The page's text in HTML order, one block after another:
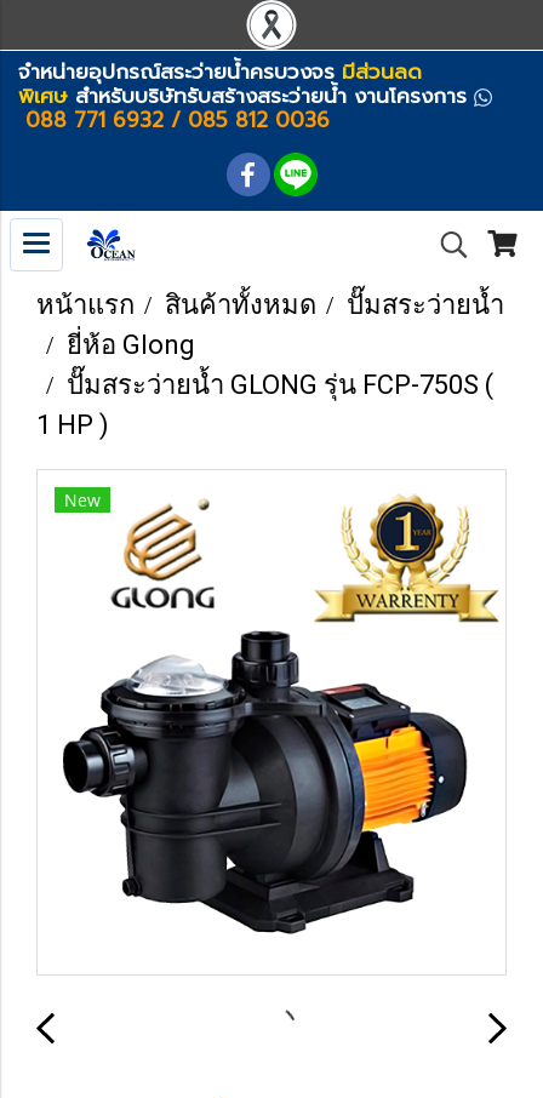
จำหน่ายอุปกรณ์สระว่ายน้ำครบวงจร มีส่วนลด
พิเศษ สำหรับบริษัทรับสร้างสระว่ายน้ำ งานโครงการ
088 771 6932 / 085 812 0036
หน้าแรก สินค้าทั้งหมด
ปั๊มสระว่ายน้ำ
ยี่ห้อ Glong
ปั๊มสระว่ายน้ำ GLONG รุ่น FCP-750S (
1 HP )
New